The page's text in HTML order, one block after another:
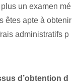
un examen mé
êtes apte à obtenir
administratifs p
d’obtention d